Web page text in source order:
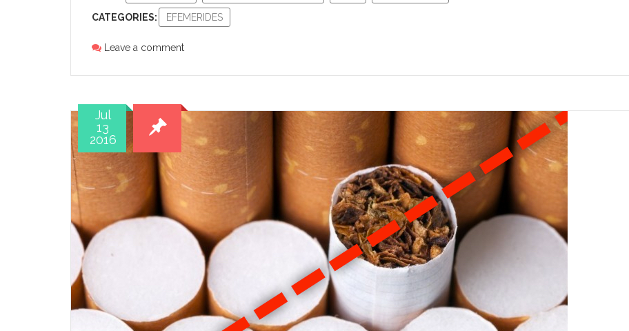
CATEGORIES: EFEMERIDES
Leave a comment
Jul
13
2016